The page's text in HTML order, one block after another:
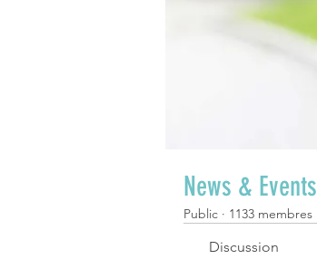
News & Events
Public · 1133 membres
Discussion